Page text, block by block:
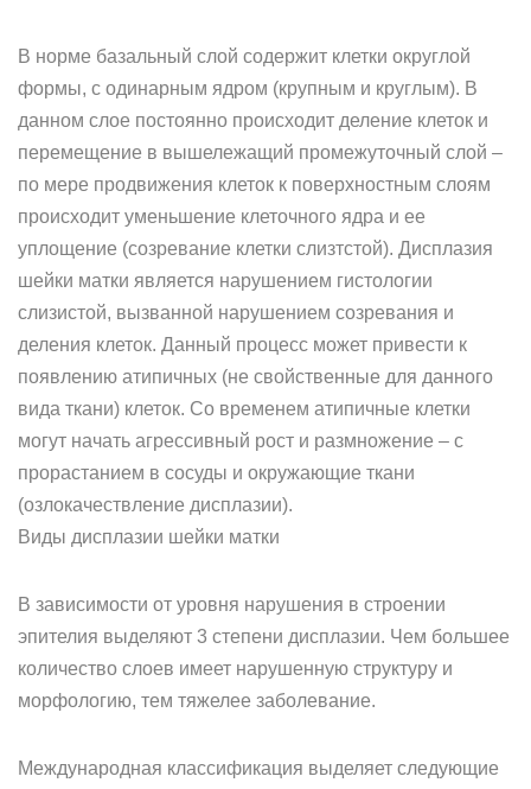
В норме базальный слой содержит клетки округлой
формы, с одинарным ядром (крупным и круглым). В
данном слое постоянно происходит деление клеток и
перемещение в вышележащий промежуточный слой –
по мере продвижения клеток к поверхностным слоям
происходит уменьшение клеточного ядра и ее
уплощение (созревание клетки слизтстой). Дисплазия
шейки матки является нарушением гистологии
слизистой, вызванной нарушением созревания и
деления клеток. Данный процесс может привести к
появлению атипичных (не свойственные для данного
вида ткани) клеток. Со временем атипичные клетки
могут начать агрессивный рост и размножение – с
прорастанием в сосуды и окружающие ткани
(озлокачествление дисплазии).
Виды дисплазии шейки матки
В зависимости от уровня нарушения в строении
эпителия выделяют 3 степени дисплазии. Чем большее
количество слоев имеет нарушенную структуру и
морфологию, тем тяжелее заболевание.
Международная классификация выделяет следующие